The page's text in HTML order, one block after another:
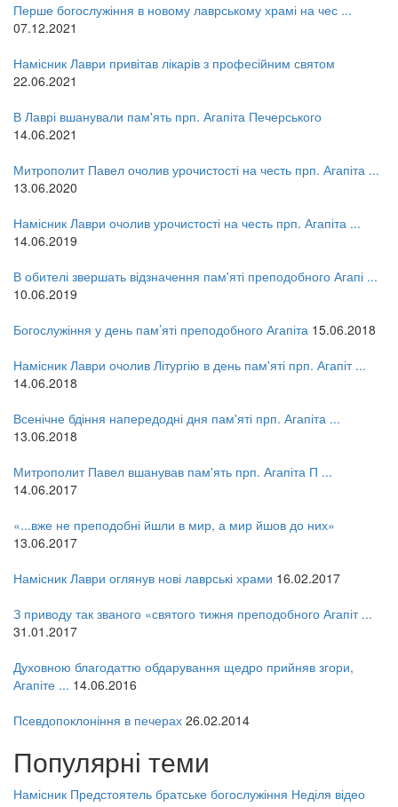
12 сентября 2015Название трансляции
12 сентября 2015
12 сентября 2015Название трансляции
12 сентября 2015
12 сентября 2015Название трансляции
Перше богослужіння в новому лаврському храмі на чес ...
07.12.2021
Намісник Лаври привітав лікарів з професійним святом
22.06.2021
В Лаврі вшанували пам'ять прп. Агапіта Печерського
14.06.2021
Митрополит Павел очолив урочистості на честь прп. Агапіта ...
13.06.2020
Намісник Лаври очолив урочистості на честь прп. Агапіта ...
14.06.2019
В обителі звершать відзначення пам'яті преподобного Агапі ...
10.06.2019
Богослужіння у день пам’яті преподобного Агапіта 15.06.2018
Намісник Лаври очолив Літургію в день пам'яті прп. Агапіт ...
14.06.2018
Всенічне бдіння напередодні дня пам'яті прп. Агапіта ...
13.06.2018
Митрополит Павел вшанував пам'ять прп. Агапіта П ...
14.06.2017
«...вже не преподобні йшли в мир, а мир йшов до них»
13.06.2017
Намісник Лаври оглянув нові лаврські храми 16.02.2017
З приводу так званого «святого тижня преподобного Агапіт ...
31.01.2017
Духовною благодаттю обдарування щедро прийняв згори,
Агапіте ... 14.06.2016
Псевдопоклоніння в печерах 26.02.2014
Популярні теми
Намісник Предстоятель братське богослужіння Неділя відео